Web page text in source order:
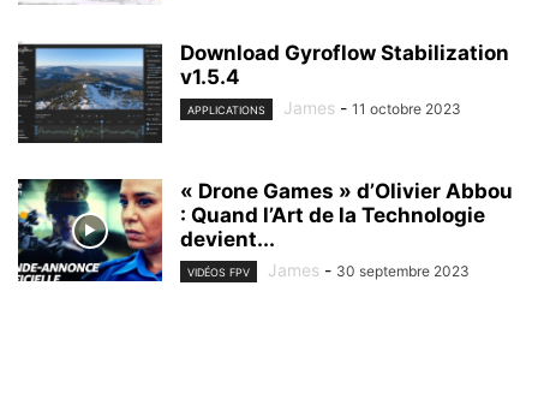
Download Gyroflow Stabilization
v1.5.4
APPLICATIONS James - 11 octobre 2023
« Drone Games » d’Olivier Abbou
: Quand l’Art de la Technologie
devient...
VIDÉOS FPV James - 30 septembre 2023